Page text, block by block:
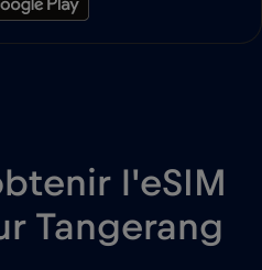
l'eSIM
Tangerang